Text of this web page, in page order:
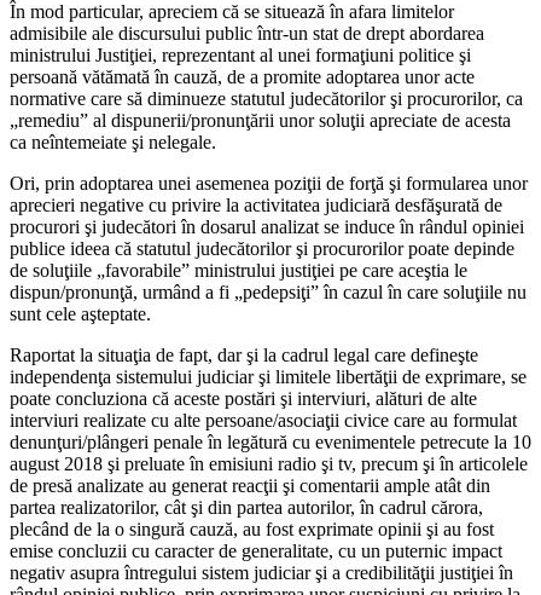
În mod particular, apreciem că se situează în afara limitelor
admisibile ale discursului public într-un stat de drept abordarea
ministrului Justiţiei, reprezentant al unei formaţiuni politice şi
persoană vătămată în cauză, de a promite adoptarea unor acte
normative care să diminueze statutul judecătorilor şi procurorilor, ca
„remediu” al dispunerii/pronunţării unor soluţii apreciate de acesta
ca neîntemeiate şi nelegale.
Ori, prin adoptarea unei asemenea poziţii de forţă şi formularea unor
aprecieri negative cu privire la activitatea judiciară desfăşurată de
procurori şi judecători în dosarul analizat se induce în rândul opiniei
publice ideea că statutul judecătorilor şi procurorilor poate depinde
de soluţiile „favorabile” ministrului justiţiei pe care aceştia le
dispun/pronunţă, urmând a fi „pedepsiţi” în cazul în care soluţiile nu
sunt cele aşteptate.
Raportat la situaţia de fapt, dar şi la cadrul legal care defineşte
independenţa sistemului judiciar şi limitele libertăţii de exprimare, se
poate concluziona că aceste postări şi interviuri, alături de alte
interviuri realizate cu alte persoane/asociaţii civice care au formulat
denunţuri/plângeri penale în legătură cu evenimentele petrecute la 10
august 2018 şi preluate în emisiuni radio şi tv, precum şi în articolele
de presă analizate au generat reacţii şi comentarii ample atât din
partea realizatorilor, cât şi din partea autorilor, în cadrul cărora,
plecând de la o singură cauză, au fost exprimate opinii şi au fost
emise concluzii cu caracter de generalitate, cu un puternic impact
negativ asupra întregului sistem judiciar şi a credibilităţii justiţiei în